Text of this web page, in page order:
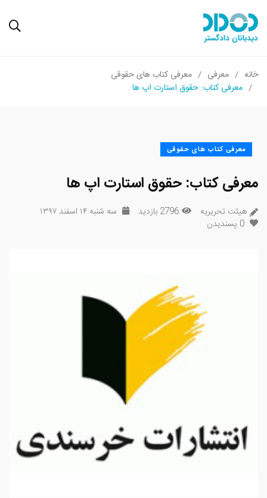
خانه معرفی
معرفی کتاب های حقوقی
معرفی کتاب: حقوق استارت اپ ها
معرفی کتاب های حقوقی
معرفی کتاب: حقوق استارت اپ ها
هیئت تحریریه 2796 بازدید
سه شنبه ۱۴ اسفند ۱۳۹۷
0 پسندیدن